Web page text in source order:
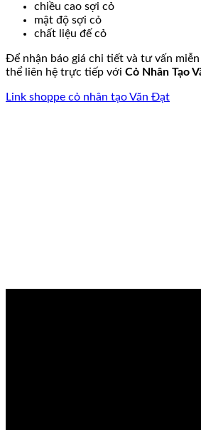
chiều cao sợi cỏ
mật độ sợi cỏ
chất liệu đế cỏ
Để nhận báo giá chi tiết và tư vấn
thể liên hệ trực tiếp với Cỏ Nhân Tạo
Link shoppe cỏ nhân tạo Văn Đạt